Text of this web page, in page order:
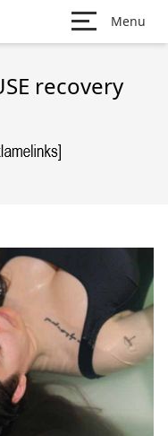
Menu
recovery